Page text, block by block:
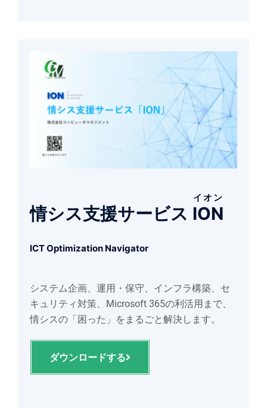
情シス支援サービス ION
イオン
ICT Optimization Navigator
システム企画、運用・保守、インフラ構築、セ
キュリティ対策、Microsoft 365の利活用まで、
情シスの「困った」をまるごと解決します。
ダウンロードする